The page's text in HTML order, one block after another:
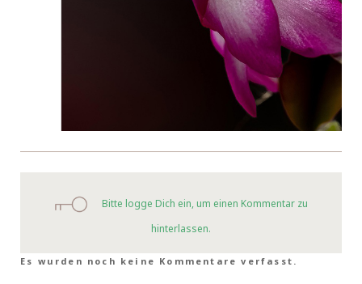
Bitte logge Dich ein, um einen Kommentar zu
hinterlassen.
Es wurden noch keine Kommentare verfasst.